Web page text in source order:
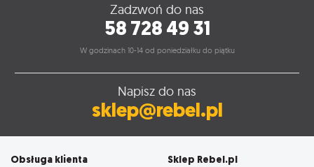
Zadzwoń do nas
58 728 49 31
W godzinach 10-14 od poniedziałku do piątku
Napisz do nas
sklep@rebel.pl
Obsługa klienta Sklep Rebel.pl